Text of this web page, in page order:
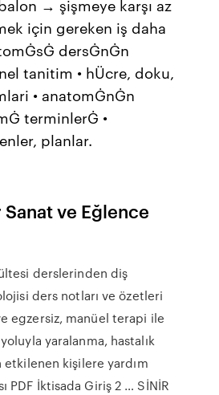
→ şişmeye karşı az
için gereken iş daha
dersĠnĠn
tanitim • hÜcre, doku,
• anatomĠnĠn
terminlerĠ •
planlar.
ve Eğlence
derslerinden diş
ders notları ve özetleri
egzersiz, manüel terapi ile
yaralanma, hastalık
kişilere yardım
PDF İktisada Giriş 2 … SİNİR